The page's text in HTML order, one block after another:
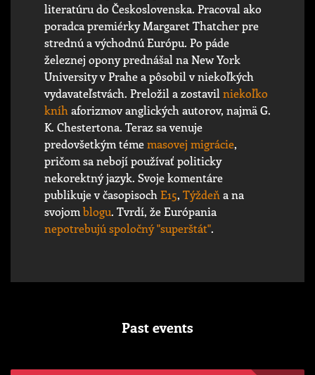
literatúru do Československa. Pracoval ako
poradca premiérky Margaret Thatcher pre
strednú a východnú Európu. Po páde
železnej opony prednášal na New York
University v Prahe a pôsobil v niekoľkých
vydavateľstvách. Preložil a zostavil niekoľko
kníh aforizmov anglických autorov, najmä G.
K. Chestertona. Teraz sa venuje
predovšetkým témemasovej migrácie,
pričom sa nebojí používať politicky
nekorektný jazyk. Svoje komentáre
publikuje v časopisoch E15, Týždeň a na
svojomblogu. Tvrdí, že Európania
nepotrebujú spoločný "superštát".
Past events